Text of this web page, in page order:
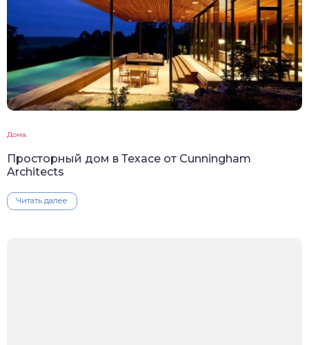
Дома
Просторный дом в Техасе от Cunningham
Architects
Читать далее